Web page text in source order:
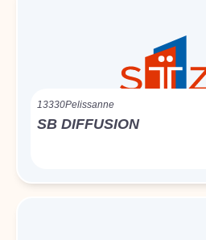
13330Pelissanne
SB DIFFUSION